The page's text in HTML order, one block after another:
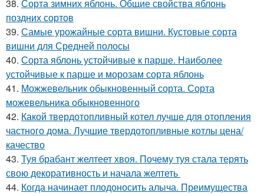
38. Сорта зимних яблонь. Общие свойства яблонь
поздних сортов
39. Самые урожайные сорта вишни. Кустовые сорта
вишни для Средней полосы
40. Сорта яблонь устойчивые к парше. Наиболее
устойчивые к парше и морозам сорта яблонь
41. Можжевельник обыкновенный сорта. Сорта
можевельника обыкновенного
42. Какой твердотопливный котел лучше для отопления
частного дома. Лучшие твердотопливные котлы цена/
качество
43. Туя брабант желтеет хвоя. Почему туя стала терять
свою декоративность и начала желтеть
44. Когда начинает плодоносить алыча. Преимущества